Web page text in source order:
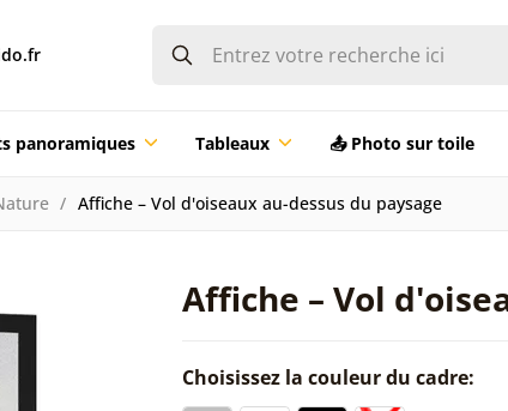
panoramiques Tableaux 📤 Photo sur toile
Affiche – Vol d'oiseaux au-dessus du paysage
Affiche – Vol
Choisissez la couleur du cadre: